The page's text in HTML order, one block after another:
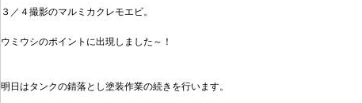
３／４撮影のマルミカクレモエビ。
ウミウシのポイントに出現しました～！
明日はタンクの錆落とし塗装作業の続きを行います。